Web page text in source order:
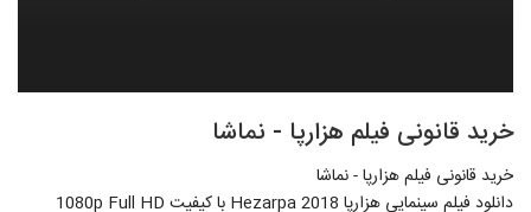
خرید قانونی فیلم هزارپا - نماشا
خرید قانونی فیلم هزارپا - نماشا
دانلود فیلم سینمایی هزارپا Hezarpa 2018 با کیفیت 1080p Full HD